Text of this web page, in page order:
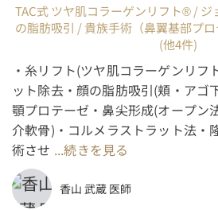
TAC式 ツヤ肌コラーゲンリフト® /
の脂肪吸引 / 貴族手術（鼻翼基部プ
(他4件)
・糸リフト(ツヤ肌コラーゲンリフ
ット除去・顔の脂肪吸引(頬・アゴ
顎プロテーゼ・鼻尖形成(オープン
介軟骨)・コルメラストラット法・
術させ ...続きを見る
香山 武蔵 医師